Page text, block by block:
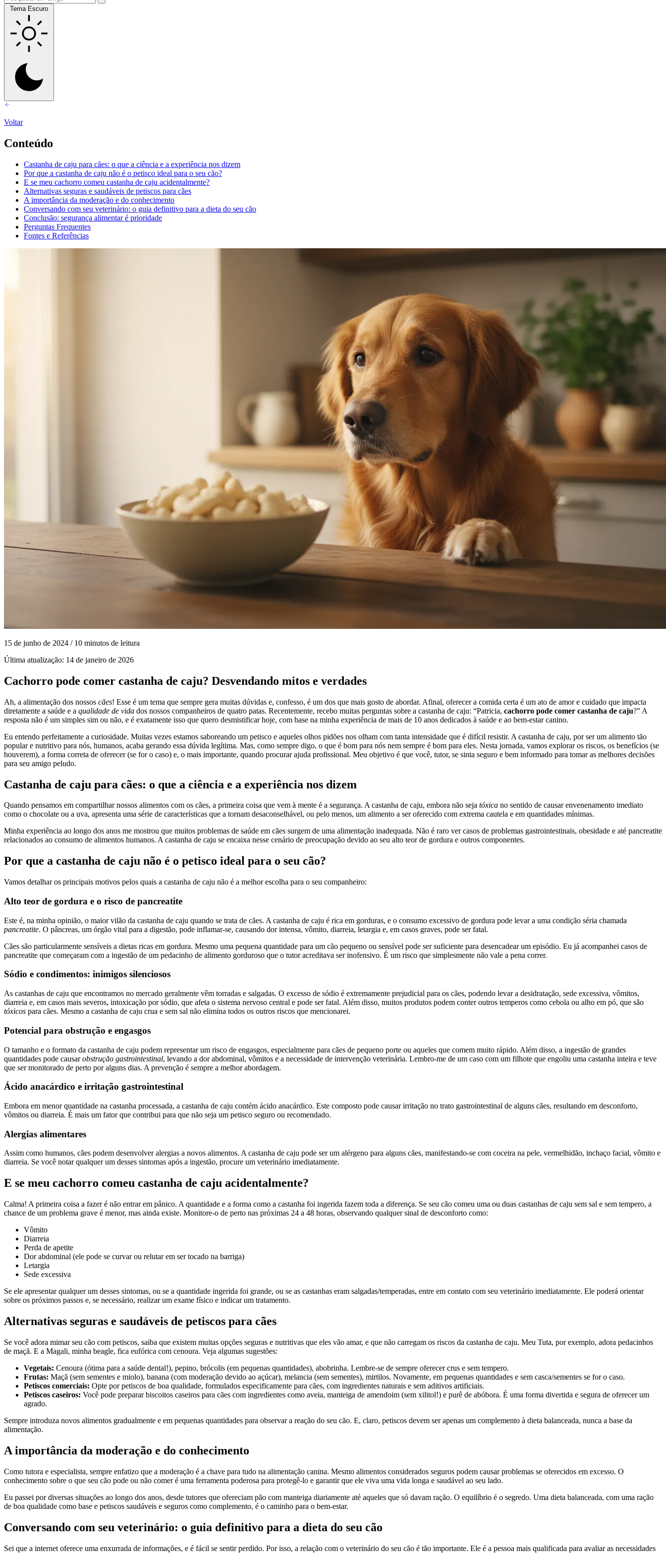
Tema Escuro
Voltar
Conteúdo
Castanha de caju para cães: o que a ciência e a experiência nos dizem
Por que a castanha de caju não é o petisco ideal para o seu cão?
E se meu cachorro comeu castanha de caju acidentalmente?
Alternativas seguras e saudáveis de petiscos para cães
A importância da moderação e do conhecimento
Conversando com seu veterinário: o guia definitivo para a dieta do seu cão
Conclusão: segurança alimentar é prioridade
Perguntas Frequentes
Fontes e Referências
15 de junho de 2024 / 10 minutos de leitura
Última atualização: 14 de janeiro de 2026
Cachorro pode comer castanha de caju? Desvendando mitos e verdades
Ah, a alimentação dos nossos cães! Esse é um tema que sempre gera muitas dúvidas e, confesso, é um dos que mais gosto de abordar. Afinal, oferecer a comida certa é um ato de amor e cuidado que impacta
diretamente a saúde e a qualidade de vida dos nossos companheiros de quatro patas. Recentemente, recebo muitas perguntas sobre a castanha de caju: “Patricia, cachorro pode comer castanha de caju?” A
resposta não é um simples sim ou não, e é exatamente isso que quero desmistificar hoje, com base na minha experiência de mais de 10 anos dedicados à saúde e ao bem-estar canino.
Eu entendo perfeitamente a curiosidade. Muitas vezes estamos saboreando um petisco e aqueles olhos pidões nos olham com tanta intensidade que é difícil resistir. A castanha de caju, por ser um alimento tão
popular e nutritivo para nós, humanos, acaba gerando essa dúvida legítima. Mas, como sempre digo, o que é bom para nós nem sempre é bom para eles. Nesta jornada, vamos explorar os riscos, os benefícios (se
houverem), a forma correta de oferecer (se for o caso) e, o mais importante, quando procurar ajuda profissional. Meu objetivo é que você, tutor, se sinta seguro e bem informado para tomar as melhores decisões
para seu amigo peludo.
Castanha de caju para cães: o que a ciência e a experiência nos dizem
Quando pensamos em compartilhar nossos alimentos com os cães, a primeira coisa que vem à mente é a segurança. A castanha de caju, embora não seja tóxica no sentido de causar envenenamento imediato
como o chocolate ou a uva, apresenta uma série de características que a tornam desaconselhável, ou pelo menos, um alimento a ser oferecido com extrema cautela e em quantidades mínimas.
Minha experiência ao longo dos anos me mostrou que muitos problemas de saúde em cães surgem de uma alimentação inadequada. Não é raro ver casos de problemas gastrointestinais, obesidade e até pancreatite
relacionados ao consumo de alimentos humanos. A castanha de caju se encaixa nesse cenário de preocupação devido ao seu alto teor de gordura e outros componentes.
Por que a castanha de caju não é o petisco ideal para o seu cão?
Vamos detalhar os principais motivos pelos quais a castanha de caju não é a melhor escolha para o seu companheiro:
Alto teor de gordura e o risco de pancreatite
Este é, na minha opinião, o maior vilão da castanha de caju quando se trata de cães. A castanha de caju é rica em gorduras, e o consumo excessivo de gordura pode levar a uma condição séria chamada
pancreatite. O pâncreas, um órgão vital para a digestão, pode inflamar-se, causando dor intensa, vômito, diarreia, letargia e, em casos graves, pode ser fatal.
Cães são particularmente sensíveis a dietas ricas em gordura. Mesmo uma pequena quantidade para um cão pequeno ou sensível pode ser suficiente para desencadear um episódio. Eu já acompanhei casos de
pancreatite que começaram com a ingestão de um pedacinho de alimento gorduroso que o tutor acreditava ser inofensivo. É um risco que simplesmente não vale a pena correr.
Sódio e condimentos: inimigos silenciosos
As castanhas de caju que encontramos no mercado geralmente vêm torradas e salgadas. O excesso de sódio é extremamente prejudicial para os cães, podendo levar a desidratação, sede excessiva, vômitos,
diarreia e, em casos mais severos, intoxicação por sódio, que afeta o sistema nervoso central e pode ser fatal. Além disso, muitos produtos podem conter outros temperos como cebola ou alho em pó, que são
tóxicos para cães. Mesmo a castanha de caju crua e sem sal não elimina todos os outros riscos que mencionarei.
Potencial para obstrução e engasgos
O tamanho e o formato da castanha de caju podem representar um risco de engasgos, especialmente para cães de pequeno porte ou aqueles que comem muito rápido. Além disso, a ingestão de grandes
quantidades pode causarobstrução gastrointestinal, levando a dor abdominal, vômitos e a necessidade de intervenção veterinária. Lembro-me de um caso com um filhote que engoliu uma castanha inteira e teve
que ser monitorado de perto por alguns dias. A prevenção é sempre a melhor abordagem.
Ácido anacárdico e irritação gastrointestinal
Embora em menor quantidade na castanha processada, a castanha de caju contém ácido anacárdico. Este composto pode causar irritação no trato gastrointestinal de alguns cães, resultando em desconforto,
vômitos ou diarreia. É mais um fator que contribui para que não seja um petisco seguro ou recomendado.
Alergias alimentares
Assim como humanos, cães podem desenvolver alergias a novos alimentos. A castanha de caju pode ser um alérgeno para alguns cães, manifestando-se com coceira na pele, vermelhidão, inchaço facial, vômito e
diarreia. Se você notar qualquer um desses sintomas após a ingestão, procure um veterinário imediatamente.
E se meu cachorro comeu castanha de caju acidentalmente?
Calma! A primeira coisa a fazer é não entrar em pânico. A quantidade e a forma como a castanha foi ingerida fazem toda a diferença. Se seu cão comeu uma ou duas castanhas de caju sem sal e sem tempero, a
chance de um problema grave é menor, mas ainda existe. Monitore-o de perto nas próximas 24 a 48 horas, observando qualquer sinal de desconforto como:
Vômito
Diarreia
Perda de apetite
Dor abdominal (ele pode se curvar ou relutar em ser tocado na barriga)
Letargia
Sede excessiva
Se ele apresentar qualquer um desses sintomas, ou se a quantidade ingerida foi grande, ou se as castanhas eram salgadas/temperadas, entre em contato com seu veterinário imediatamente. Ele poderá orientar
sobre os próximos passos e, se necessário, realizar um exame físico e indicar um tratamento.
Alternativas seguras e saudáveis de petiscos para cães
Se você adora mimar seu cão com petiscos, saiba que existem muitas opções seguras e nutritivas que eles vão amar, e que não carregam os riscos da castanha de caju. Meu Tuta, por exemplo, adora pedacinhos
de maçã. E a Magali, minha beagle, fica eufórica com cenoura. Veja algumas sugestões:
Vegetais: Cenoura (ótima para a saúde dental!), pepino, brócolis (em pequenas quantidades), abobrinha. Lembre-se de sempre oferecer crus e sem tempero.
Frutas: Maçã (sem sementes e miolo), banana (com moderação devido ao açúcar), melancia (sem sementes), mirtilos. Novamente, em pequenas quantidades e sem casca/sementes se for o caso.
Petiscos comerciais: Opte por petiscos de boa qualidade, formulados especificamente para cães, com ingredientes naturais e sem aditivos artificiais.
Petiscos caseiros: Você pode preparar biscoitos caseiros para cães com ingredientes como aveia, manteiga de amendoim (sem xilitol!) e purê de abóbora. É uma forma divertida e segura de oferecer um
agrado.
Sempre introduza novos alimentos gradualmente e em pequenas quantidades para observar a reação do seu cão. E, claro, petiscos devem ser apenas um complemento à dieta balanceada, nunca a base da
alimentação.
A importância da moderação e do conhecimento
Como tutora e especialista, sempre enfatizo que a moderação é a chave para tudo na alimentação canina. Mesmo alimentos considerados seguros podem causar problemas se oferecidos em excesso. O
conhecimento sobre o que seu cão pode ou não comer é uma ferramenta poderosa para protegê-lo e garantir que ele viva uma vida longa e saudável ao seu lado.
Eu passei por diversas situações ao longo dos anos, desde tutores que ofereciam pão com manteiga diariamente até aqueles que só davam ração. O equilíbrio é o segredo. Uma dieta balanceada, com uma ração
de boa qualidade como base e petiscos saudáveis e seguros como complemento, é o caminho para o bem-estar.
Conversando com seu veterinário: o guia definitivo para a dieta do seu cão
Sei que a internet oferece uma enxurrada de informações, e é fácil se sentir perdido. Por isso, a relação com o veterinário do seu cão é tão importante. Ele é a pessoa mais qualificada para avaliar as necessidades